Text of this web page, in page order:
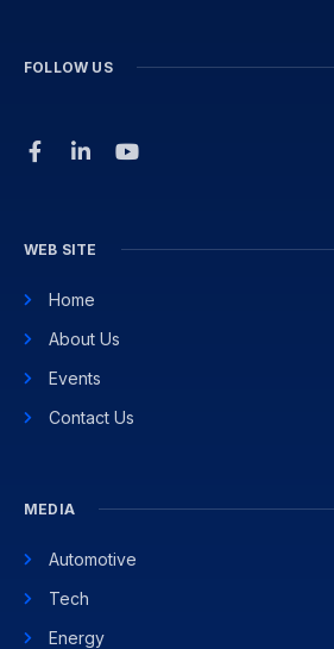
FOLLOW US
WEB SITE
Home
About Us
Events
Contact Us
MEDIA
Automotive
Tech
Energy